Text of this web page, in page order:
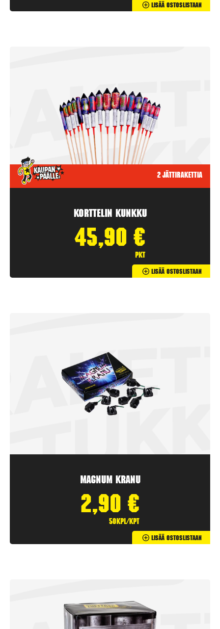
Lisää Ostoslistaan
2 jättirakettia
Korttelin kunkku
45,90 €
pkt
Lisää Ostoslistaan
Magnum Kranu
2,90 €
50kpl/kpt
Lisää Ostoslistaan